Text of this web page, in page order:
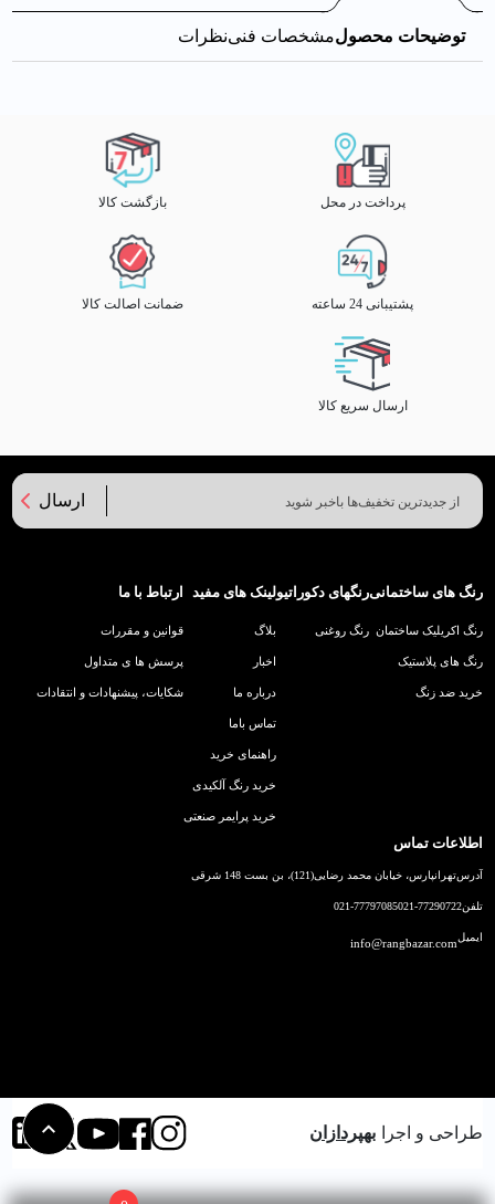
توضیحات محصولمشخصات فنینظرات
پرداخت در محل بازگشت کالا
پشتیبانی 24 ساعته ضمانت اصالت کالا
ارسال سریع کالا
ارسال
رنگ های ساختمانی
رنگ اکریلیک ساختمان
رنگ های پلاستیک
خرید ضد زنگ
رنگهای دکوراتیو
رنگ روغنی
لینک های مفید
بلاگ
اخبار
درباره ما
تماس باما
راهنمای خرید
خرید رنگ آلکیدی
خرید پرایمر صنعتی
ارتباط با ما
قوانین و مقررات
پرسش ها ی متداول
شکایات، پیشنهادات و انتقادات
اطلاعات تماس
آدرستهرانپارس، خیابان محمد رضایی(121)، بن بست 148 شرقی
تلفن021-77290722
021-77797085
ایمیلinfo@rangbazar.com
طراحی و اجرا بهپردازان